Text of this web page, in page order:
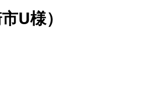
U様）